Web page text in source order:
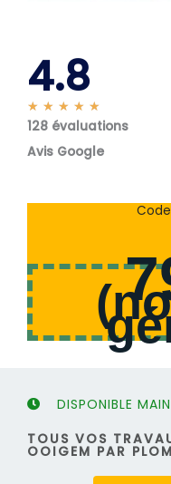
4.8
★ ★ ★ ★ ★
o
s
128 évaluations
Avis Google
(
DISPONIBLE
TOUS VOS
OOIGEM PAR